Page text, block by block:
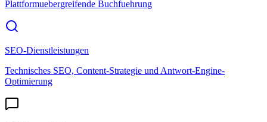
Plattformuebergreifende Buchfuehrung
SEO-Dienstleistungen
Technisches SEO, Content-Strategie und Antwort-Engine-
Optimierung